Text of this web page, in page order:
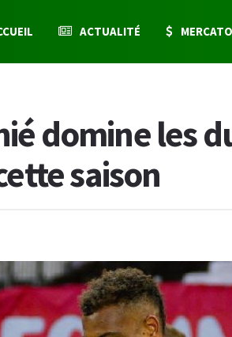
ACTUALITÉ MERCATO
domine les
saison